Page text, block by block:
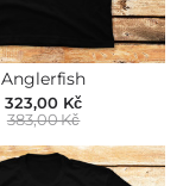
Anglerfish
323,00 Kč
383,00 Kč